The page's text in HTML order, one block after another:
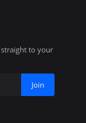
to your
Join